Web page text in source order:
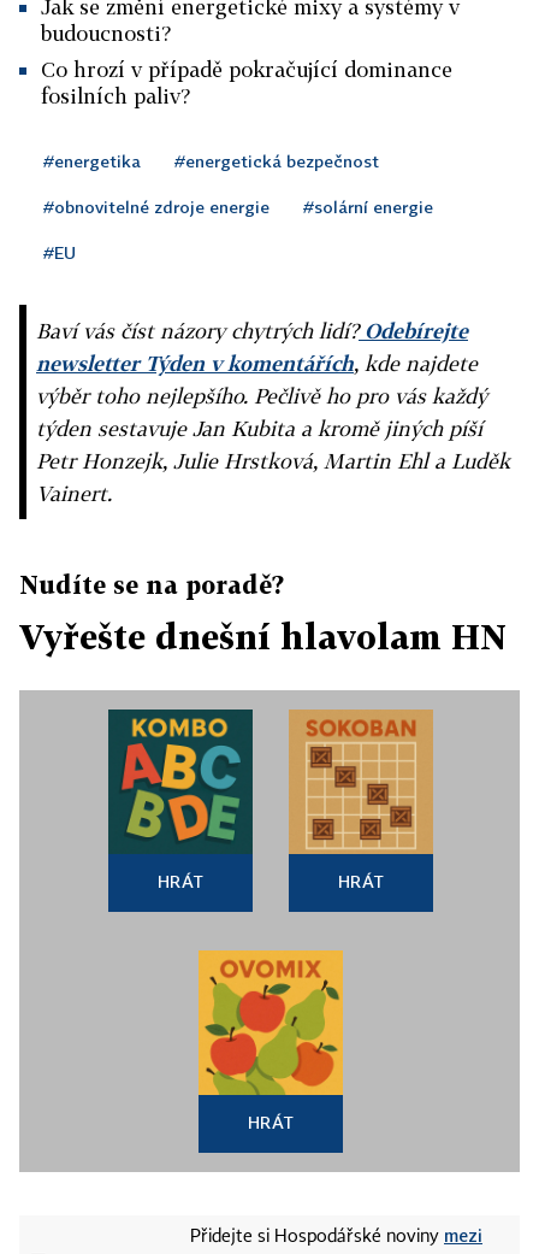
Jak se změní energetické mixy a systémy v
budoucnosti?
Co hrozí v případě pokračující dominance
fosilních paliv?
#energetika #energetická bezpečnost
#obnovitelné zdroje energie #solární energie
#EU
Baví vás číst názory chytrých lidí?Odebírejte
newsletter Týden v komentářích, kde najdete
výběr toho nejlepšího. Pečlivě ho pro vás každý
týden sestavuje Jan Kubita a kromě jiných píší
Petr Honzejk, Julie Hrstková, Martin Ehl a Luděk
Vainert.
Nudíte se na poradě?
Vyřešte dnešní hlavolam HN
HRÁT HRÁT
HRÁT
Přidejte si Hospodářské noviny mezi